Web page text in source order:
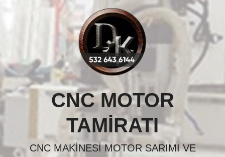
CNC MOTOR
TAMIRATI
CNC MAKINESI MOTOR SARIMI VE